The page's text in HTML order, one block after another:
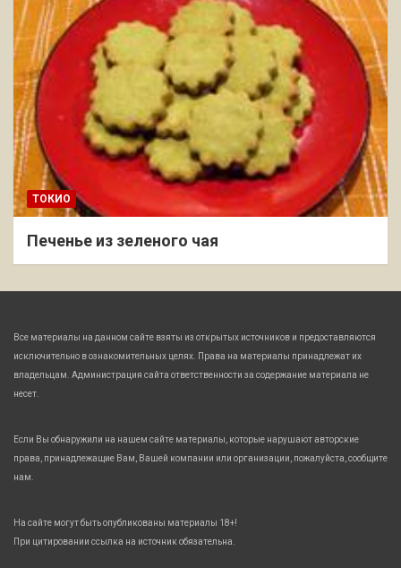
ТОКИО
Печенье из зеленого чая
Все материалы на данном сайте взяты из открытых источников и предоставляются
исключительно в ознакомительных целях. Права на материалы принадлежат их
владельцам. Администрация сайта ответственности за содержание материала не
несет.
Если Вы обнаружили на нашем сайте материалы, которые нарушают авторские
права, принадлежащие Вам, Вашей компании или организации, пожалуйста, сообщите
нам.
На сайте могут быть опубликованы материалы 18+!
При цитировании ссылка на источник обязательна.